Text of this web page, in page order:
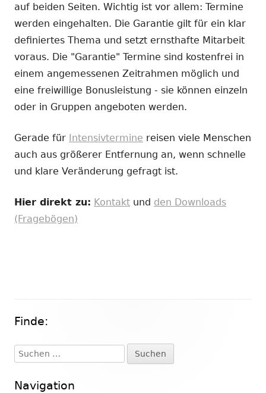
auf beiden Seiten. Wichtig ist vor allem: Termine
werden eingehalten. Die Garantie gilt für ein klar
definiertes Thema und setzt ernsthafte Mitarbeit
voraus. Die "Garantie" Termine sind kostenfrei in
einem angemessenen Zeitrahmen möglich und
eine freiwillige Bonusleistung - sie können einzeln
oder in Gruppen angeboten werden.
Gerade für Intensivtermine reisen viele Menschen
auch aus größerer Entfernung an, wenn schnelle
und klare Veränderung gefragt ist.
Hier direkt zu: Kontakt und den Downloads
(Fragebögen)
Haupt-
Seitenleiste
Finde:
Suchen
nach:
Navigation